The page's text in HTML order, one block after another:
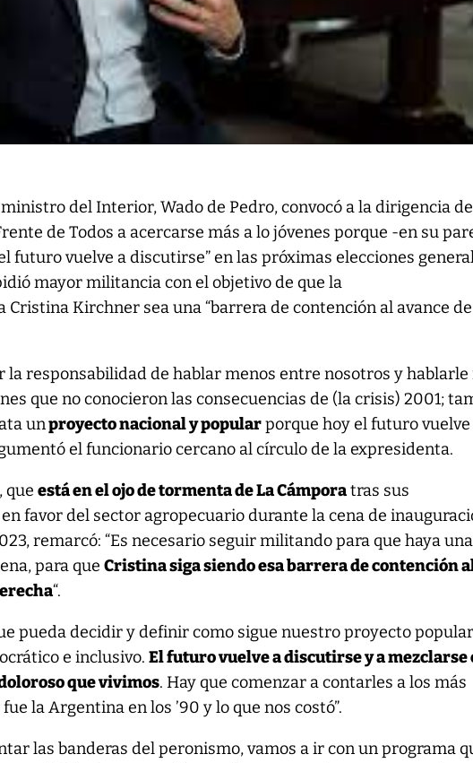
del Interior, Wado de Pedro, convocó a la dirigencia
de Todos a acercarse más a lo jóvenes porque -en su
futuro vuelve a discutirse” en las próximas elecciones
mayor militancia con el objetivo de que la
Cristina Kirchner sea una “barrera de contención al avance
la responsabilidad de hablar menos entre nosotros y hablarle
que no conocieron las consecuencias de (la crisis) 2001;
unproyecto nacional y popularporque hoy el futuro vuelve
el funcionario cercano al círculo de la expresidenta.
queestá en el ojo de tormenta de La Cámporatras sus
favor del sector agropecuario durante la cena de
remarcó: “Es necesario seguir militando para que haya una
para queCristina siga siendo esa barrera de contención
“.
pueda decidir y definir como sigue nuestro proyecto
e inclusivo.El futuro vuelve a discutirse y a mezclarse
que vivimos. Hay que comenzar a contarles a los más
la Argentina en los ’90 y lo que nos costó”.
las banderas del peronismo, vamos a ir con un programa